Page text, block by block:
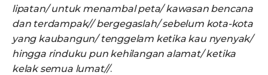
lipatan/ untuk menambal peta/ kawasan bencana
dan terdampak// bergegaslah/ sebelum kota-kota
yang kaubangun/ tenggelam ketika kau nyenyak/
hingga rinduku pun kehilangan alamat/ ketika
kelak semua lumat//.